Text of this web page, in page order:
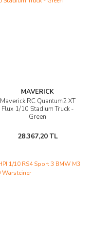
MAVERICK
Maverick RC Quantum2 XT
Flux 1/10 Stadium Truck -
Green
28.367,20 TL